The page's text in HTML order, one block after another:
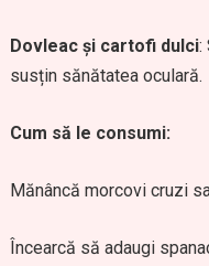
Dovleac și cartofi dulci:
susțin sănătatea oculară.
Cum să le consumi:
Mănâncă morcovi cruzi
Încearcă să adaugi